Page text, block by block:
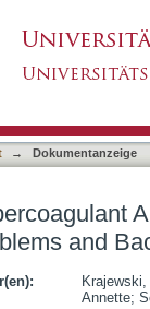
→ Dokumentanzeige
and
Annette;